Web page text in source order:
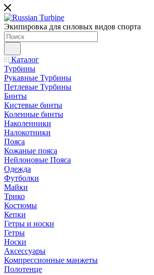
Экипировка для силовых видов спорта
Каталог
Турбины
Рукавные Турбины
Петлевые Турбины
Бинты
Кистевые бинты
Коленные бинты
Наколенники
Налокотники
Пояса
Кожаные пояса
Нейлоновые Пояса
Одежда
Футболки
Майки
Трико
Костюмы
Кепки
Гетры и носки
Гетры
Носки
Аксессуары
Компрессионные манжеты
Полотенце